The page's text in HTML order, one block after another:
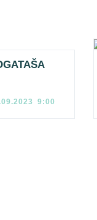
9:00